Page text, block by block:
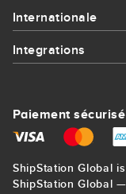
Sitemap
Intégrations
Poids
Suivi de colis
Internationale
Internationale
Envoi de Colis en
Send parcel to
Send parcel to
Integrations
Amazon
eBay
Paiement sécurisé
ShipStation Global
ShipStation Global